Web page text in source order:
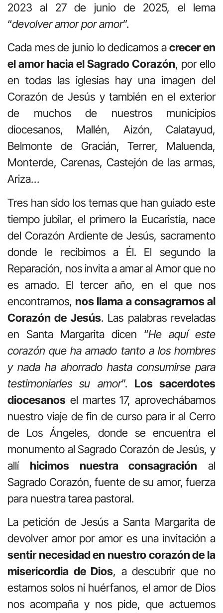
2023 al 27 de junio de 2025, el lema
“devolver amor por amor”.
Cada mes de junio lo dedicamos acrecer en
el amor hacia el Sagrado Corazón, por ello
en todas las iglesias hay una imagen del
Corazón de Jesús y también en el exterior
de muchos de nuestros municipios
diocesanos, Mallén, Aizón, Calatayud,
Belmonte de Gracián, Terrer, Maluenda,
Monterde, Carenas, Castejón de las armas,
Ariza…
Tres han sido los temas que han guiado este
tiempo jubilar, el primero la Eucaristía, nace
del Corazón Ardiente de Jesús, sacramento
donde le recibimos a Él. El segundo la
Reparación, nos invita a amar al Amor que no
es amado. El tercer año, en el que nos
encontramos, nos llama a consagrarnos al
Corazón de Jesús. Las palabras reveladas
en Santa Margarita dicen “He aquí este
corazón que ha amado tanto a los hombres
y nada ha ahorrado hasta consumirse para
testimoniarles su amor”. Los sacerdotes
diocesanos el martes 17, aprovechábamos
nuestro viaje de fin de curso para ir al Cerro
de Los Ángeles, donde se encuentra el
monumento al Sagrado Corazón de Jesús, y
allí hicimos nuestra consagración al
Sagrado Corazón, fuente de su amor, fuerza
para nuestra tarea pastoral.
La petición de Jesús a Santa Margarita de
devolver amor por amor es una invitación a
sentir necesidad en nuestro corazón de la
misericordia de Dios, a descubrir que no
estamos solos ni huérfanos, el amor de Dios
nos acompaña y nos pide, que actuemos